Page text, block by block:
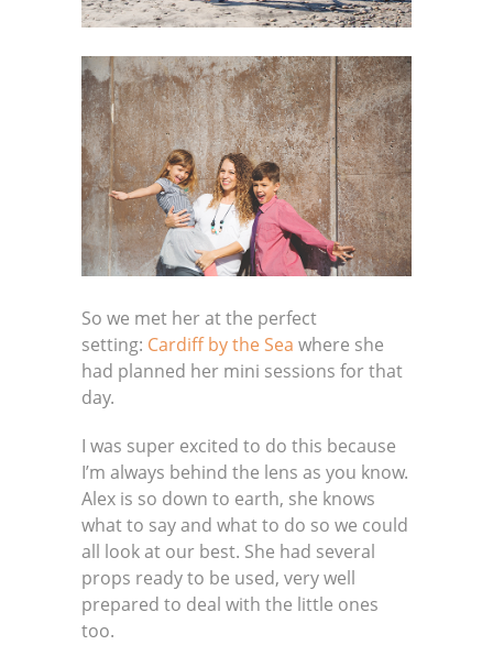
So we met her at the perfect
setting: Cardiff by the Sea where she
had planned her mini sessions for that
day.
I was super excited to do this because
I’m always behind the lens as you know.
Alex is so down to earth, she knows
what to say and what to do so we could
all look at our best. She had several
props ready to be used, very well
prepared to deal with the little ones
too.